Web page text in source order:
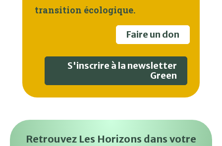
transition écologique.
Faire un don
S'inscrire à la newsletter
Green
Retrouvez Les Horizons dans votre